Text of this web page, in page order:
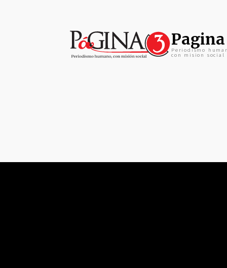
Periodismo
con mision social